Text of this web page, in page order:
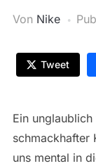
Von Nike
Tweet
Ein
schmackhafter
uns mental in